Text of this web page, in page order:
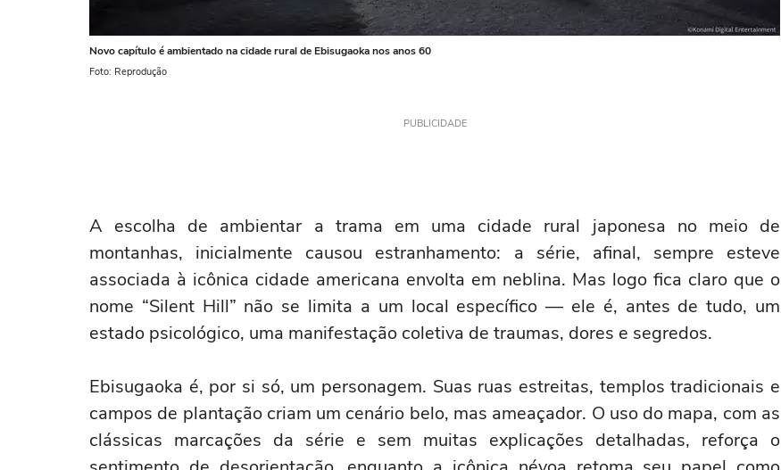
Novo capítulo é ambientado na cidade rural de Ebisugaoka nos anos 60
Foto: Reprodução
PUBLICIDADE
A escolha de ambientar a trama em uma cidade rural japonesa no meio de
montanhas, inicialmente causou estranhamento: a série, afinal, sempre esteve
associada à icônica cidade americana envolta em neblina. Mas logo fica claro que o
nome “Silent Hill” não se limita a um local específico — ele é, antes de tudo, um
estado psicológico, uma manifestação coletiva de traumas, dores e segredos.
Ebisugaoka é, por si só, um personagem. Suas ruas estreitas, templos tradicionais e
campos de plantação criam um cenário belo, mas ameaçador. O uso do mapa, com as
clássicas marcações da série e sem muitas explicações detalhadas, reforça o